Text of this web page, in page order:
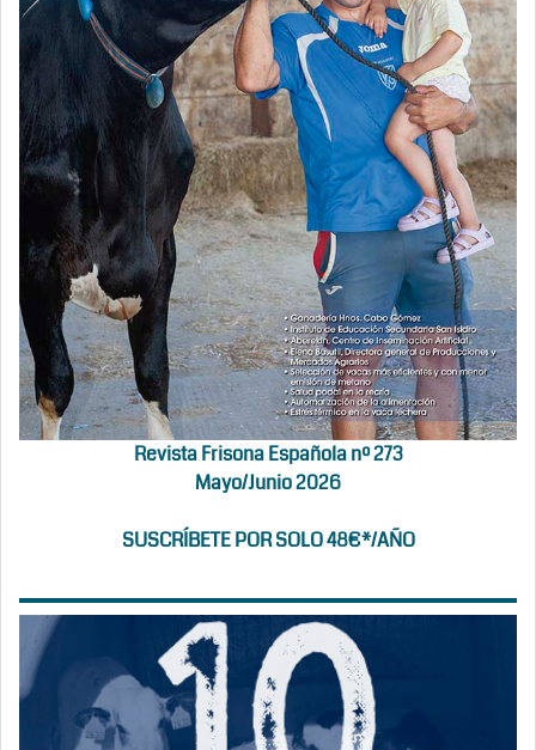
Revista Frisona Española nº 273
Mayo/Junio 2026
SUSCRÍBETE POR SOLO 48€*/AÑO